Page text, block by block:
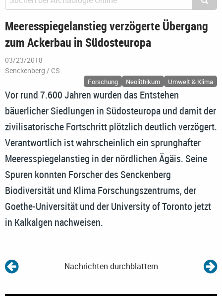
Meeresspiegelanstieg verzögerte Übergang
zum Ackerbau in Südosteuropa
03/23/2018
Senckenberg / CS
Forschung Neolithikum Umwelt & Klima
Vor rund 7.600 Jahren wurden das Entstehen
bäuerlicher Siedlungen in Südosteuropa und damit der
zivilisatorische Fortschritt plötzlich deutlich verzögert.
Verantwortlich ist wahrscheinlich ein sprunghafter
Meeresspiegelanstieg in der nördlichen Ägäis. Seine
Spuren konnten Forscher des Senckenberg
Biodiversität und Klima Forschungszentrums, der
Goethe-Universität und der University of Toronto jetzt
in Kalkalgen nachweisen.
Nachrichten durchblättern